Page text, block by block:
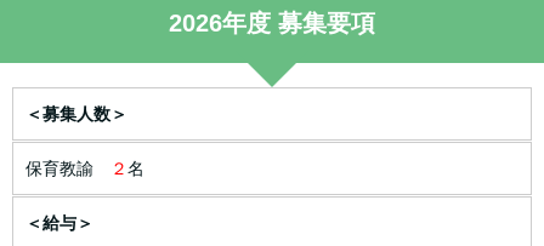
2026年度 募集要項
＜募集人数＞
保育教諭 ２名
＜給与＞